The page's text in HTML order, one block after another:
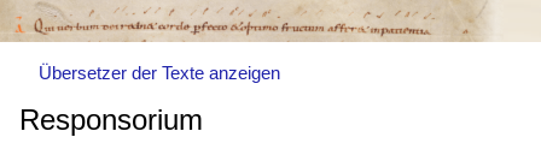
Übersetzer der Texte anzeigen
Responsorium